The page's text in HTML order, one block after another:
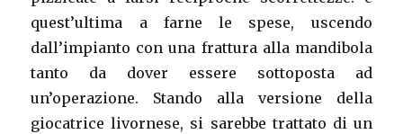
quest’ultima a farne le spese, uscendo
dall’impianto con una frattura alla mandibola
tanto da dover essere sottoposta ad
un’operazione. Stando alla versione della
giocatrice livornese, si sarebbe trattato di un